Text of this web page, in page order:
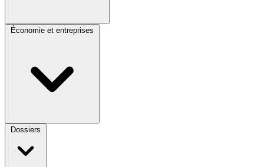
Économie et entreprises
Dossiers